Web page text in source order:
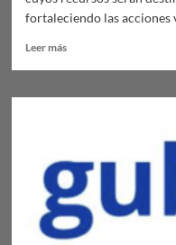
fortaleciendo las acciones
Leer másLeer
Remate